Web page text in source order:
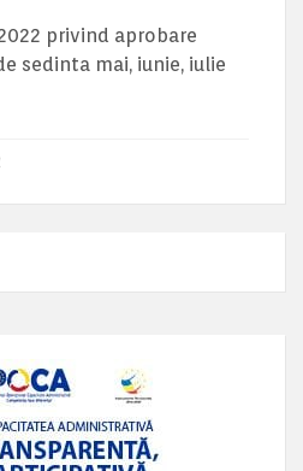
privind aprobare
sedinta mai, iunie, iulie